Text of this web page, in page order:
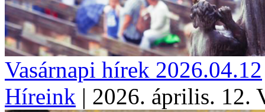
Vasárnapi hírek 2026.04.12
Híreink | 2026. április. 12.